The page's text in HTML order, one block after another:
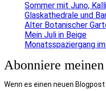
Sommer mit Juno,
Glaskathedrale und
Alter Botanischer
Mein Juli in Beige
Monatsspaziergang
Abonniere
Wenn es einen neuen